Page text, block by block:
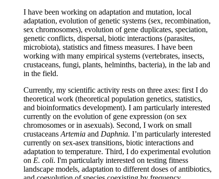
I have been working on adaptation and mutation, local
adaptation, evolution of genetic systems (sex, recombination,
sex chromosomes), evolution of gene duplicates, speciation,
genetic conflicts, dispersal, biotic interactions (parasites,
microbiota), statistics and fitness measures. I have been
working with many empirical systems (vertebrates, insects,
crustaceans, fungi, plants, helminths, bacteria), in the lab and
in the field.
Currently, my scientific activity rests on three axes: first I do
theoretical work (theoretical population genetics, statistics,
and bioinformatics development). I am particularly interested
currently on the evolution of gene expression (on sex
chromosomes or in asexuals). Second, I work on small
crustaceans Artemia and Daphnia. I’m particularly interested
currently on sex-asex transitions, biotic interactions and
adaptation to temperature. Third, I do experimental evolution
on E. coli. I'm particularly interested on testing fitness
landscape models, adaptation to different doses of antibiotics,